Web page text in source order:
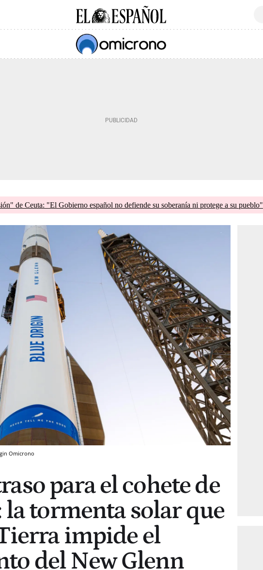
de Ceuta: "El Gobierno español no defiende su soberanía ni protege a su pueblo"
Omicrono
para el cohete de
la tormenta solar que
impide el
del New Glenn